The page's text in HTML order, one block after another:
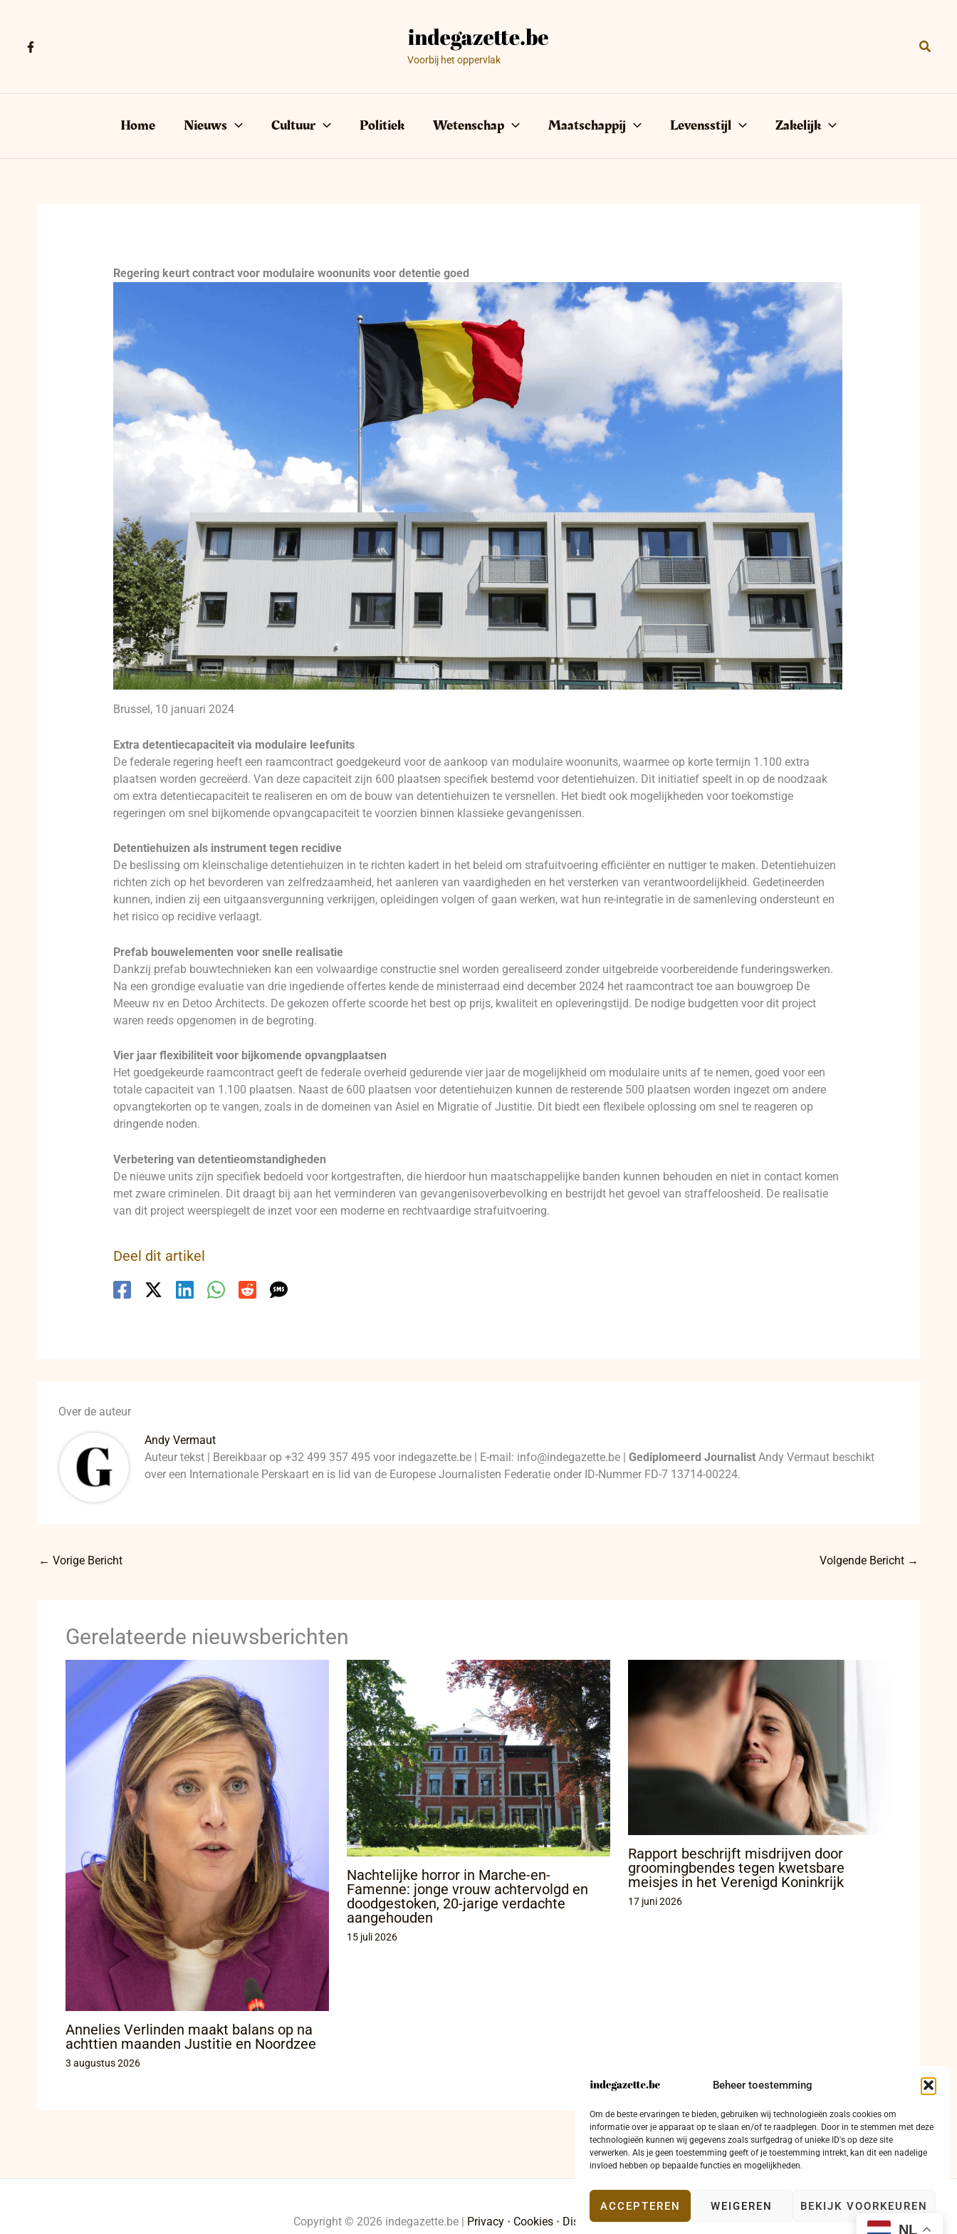
Beheer toestemming
Om de beste ervaringen te bieden, gebruiken wij technologieën zoals cookies om
informatie over je apparaat op te slaan en/of te raadplegen. Door in te stemmen met deze
technologieën kunnen wij gegevens zoals surfgedrag of unieke ID's op deze site
verwerken. Als je geen toestemming geeft of je toestemming intrekt, kan dit een nadelige
invloed hebben op bepaalde functies en mogelijkheden.
ACCEPTEREN WEIGEREN BEKIJK VOORKEUREN
Voorbij het oppervlak
Home Nieuws Cultuur Politiek Wetenschap Maatschappij Levensstijl Zakelijk
Regering keurt contract voor modulaire woonunits voor detentie goed
Brussel, 10 januari 2024
Extra detentiecapaciteit via modulaire leefunits
De federale regering heeft een raamcontract goedgekeurd voor de aankoop van modulaire woonunits, waarmee op korte termijn 1.100 extra
plaatsen worden gecreëerd. Van deze capaciteit zijn 600 plaatsen specifiek bestemd voor detentiehuizen. Dit initiatief speelt in op de noodzaak
om extra detentiecapaciteit te realiseren en om de bouw van detentiehuizen te versnellen. Het biedt ook mogelijkheden voor toekomstige
regeringen om snel bijkomende opvangcapaciteit te voorzien binnen klassieke gevangenissen.
Detentiehuizen als instrument tegen recidive
De beslissing om kleinschalige detentiehuizen in te richten kadert in het beleid om strafuitvoering efficiënter en nuttiger te maken. Detentiehuizen
richten zich op het bevorderen van zelfredzaamheid, het aanleren van vaardigheden en het versterken van verantwoordelijkheid. Gedetineerden
kunnen, indien zij een uitgaansvergunning verkrijgen, opleidingen volgen of gaan werken, wat hun re-integratie in de samenleving ondersteunt en
het risico op recidive verlaagt.
Prefab bouwelementen voor snelle realisatie
Dankzij prefab bouwtechnieken kan een volwaardige constructie snel worden gerealiseerd zonder uitgebreide voorbereidende funderingswerken.
Na een grondige evaluatie van drie ingediende offertes kende de ministerraad eind december 2024 het raamcontract toe aan bouwgroep De
Meeuw nv en Detoo Architects. De gekozen offerte scoorde het best op prijs, kwaliteit en opleveringstijd. De nodige budgetten voor dit project
waren reeds opgenomen in de begroting.
Vier jaar flexibiliteit voor bijkomende opvangplaatsen
Het goedgekeurde raamcontract geeft de federale overheid gedurende vier jaar de mogelijkheid om modulaire units af te nemen, goed voor een
totale capaciteit van 1.100 plaatsen. Naast de 600 plaatsen voor detentiehuizen kunnen de resterende 500 plaatsen worden ingezet om andere
opvangtekorten op te vangen, zoals in de domeinen van Asiel en Migratie of Justitie. Dit biedt een flexibele oplossing om snel te reageren op
dringende noden.
Verbetering van detentieomstandigheden
De nieuwe units zijn specifiek bedoeld voor kortgestraften, die hierdoor hun maatschappelijke banden kunnen behouden en niet in contact komen
met zware criminelen. Dit draagt bij aan het verminderen van gevangenisoverbevolking en bestrijdt het gevoel van straffeloosheid. De realisatie
van dit project weerspiegelt de inzet voor een moderne en rechtvaardige strafuitvoering.
Deel dit artikel
Over de auteur
Andy Vermaut
Auteur tekst | Bereikbaar op +32 499 357 495 voor indegazette.be | E-mail: info@indegazette.be |Gediplomeerd Journalist Andy Vermaut beschikt
over een Internationale Perskaart en is lid van de Europese Journalisten Federatie onder ID-Nummer FD-7 13714-00224.
← Vorige Bericht Volgende Bericht →
Gerelateerde nieuwsberichten
Annelies Verlinden maakt balans op na
achttien maanden Justitie en Noordzee
3 augustus 2026
Nachtelijke horror in Marche-en-
Famenne: jonge vrouw achtervolgd en
doodgestoken, 20-jarige verdachte
aangehouden
15 juli 2026
Rapport beschrijft misdrijven door
groomingbendes tegen kwetsbare
meisjes in het Verenigd Koninkrijk
17 juni 2026
Copyright © 2026 indegazette.be | Privacy• Cookies• Disclaimer•Contact
NL